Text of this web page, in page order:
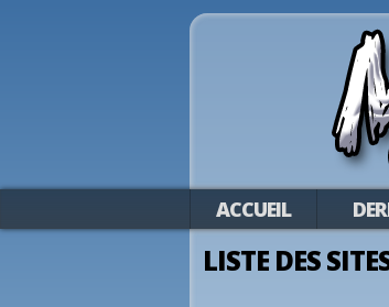
ACCUEIL
LISTE DES